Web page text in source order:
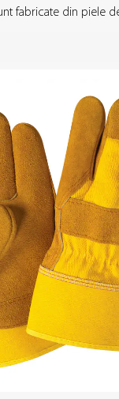
fabricate din piele